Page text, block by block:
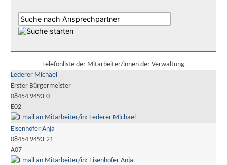
Telefonliste der Mitarbeiter/innen der Verwaltung
Lederer Michael
Erster Bürgermeister
08454 9493-0
E02
Eisenhofer Anja
08454 9493-21
A07